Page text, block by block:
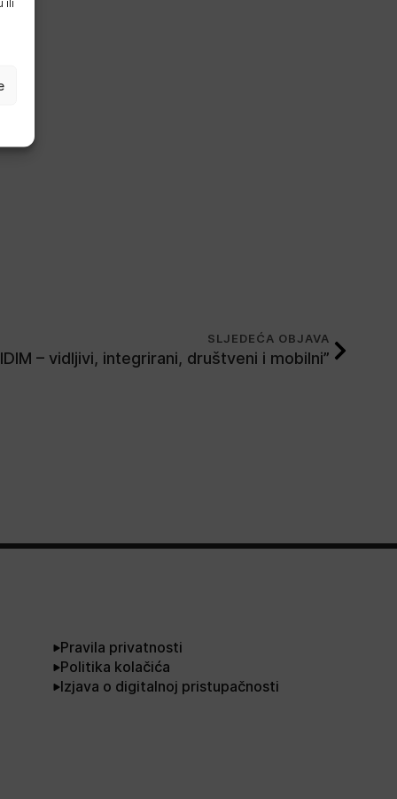
ili
SLJEDEĆA OBJAVA
– vidljivi, integrirani, društveni i mobilni”
Pravila privatnosti
Politika kolačića
Izjava o digitalnoj pristupačnosti